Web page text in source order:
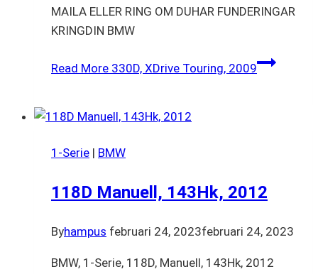
MAILA ELLER RING OM DUHAR FUNDERINGAR
KRINGDIN BMW
Read More 330D, XDrive Touring, 2009
1-Serie | BMW
118D Manuell, 143Hk, 2012
Byhampus februari 24, 2023februari 24, 2023
BMW, 1-Serie, 118D, Manuell, 143Hk, 2012